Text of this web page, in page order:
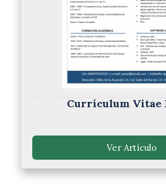
Currículum Vitae
Ver Artículo